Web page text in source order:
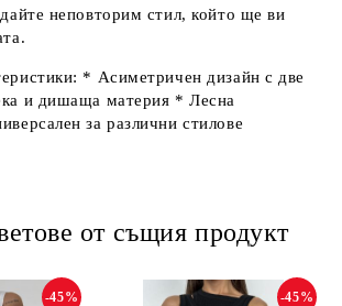
неповторим стил, който ще ви
* Асиметричен дизайн с две
и дишаща материя *Лесна
за различни стилове
от същия продукт
-45% -45%